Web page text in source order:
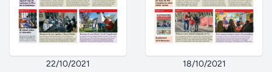
22/10/2021 18/10/2021